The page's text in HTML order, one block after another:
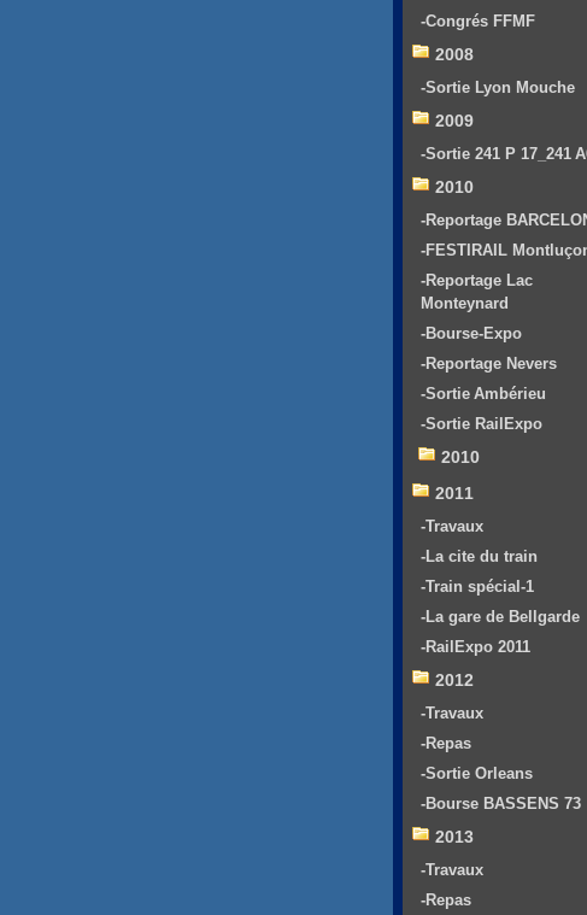
-Congrés FFMF
2008
-Sortie Lyon Mouche
2009
-Sortie 241 P 17_241
2010
-Reportage
-FESTIRAIL
-Reportage Lac
Monteynard
-Bourse-Expo
-Reportage Nevers
-Sortie Ambérieu
-Sortie RailExpo
2010
2011
-Travaux
-La cite du train
-Train spécial-1
-La gare de Bellgarde
-RailExpo 2011
2012
-Travaux
-Repas
-Sortie Orleans
-Bourse BASSENS 73
2013
-Travaux
-Repas